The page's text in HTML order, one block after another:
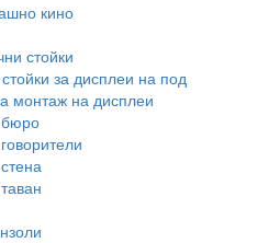
кино
стойки
за дисплеи на под
монтаж на дисплеи
бюро